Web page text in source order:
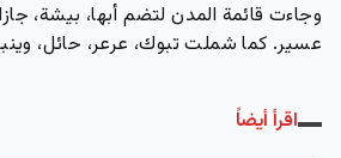
وجاءت قائمة المدن لتضم أبها، بيشة،
عسير. كما شملت تبوك، عرعر، حائل،
اقرأ أيضاً